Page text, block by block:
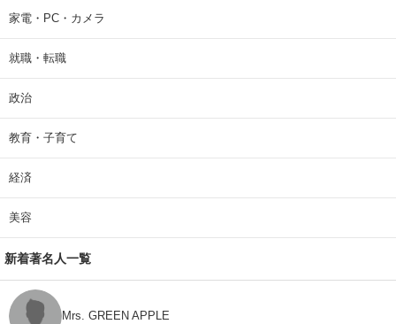
家電・PC・カメラ
就職・転職
政治
教育・子育て
経済
美容
新着著名人一覧
Mrs. GREEN APPLE